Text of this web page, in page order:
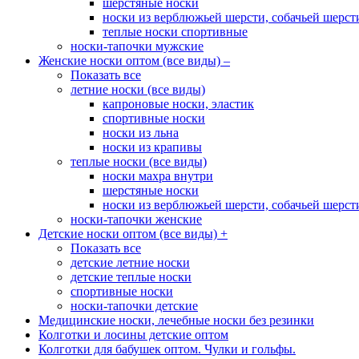
шерстяные носки
носки из верблюжьей шерсти, собачьей
теплые носки спортивные
носки-тапочки мужские
Женские носки оптом (все виды) –
Показать все
летние носки (все виды)
капроновые носки, эластик
спортивные носки
носки из льна
носки из крапивы
теплые носки (все виды)
носки махра внутри
шерстяные носки
носки из верблюжьей шерсти, собачьей
носки-тапочки женские
Детские носки оптом (все виды) +
Показать все
детские летние носки
детские теплые носки
спортивные носки
носки-тапочки детские
Медицинские носки, лечебные носки без резинки
Колготки и лосины детские оптом
Колготки для бабушек оптом. Чулки и гольфы.